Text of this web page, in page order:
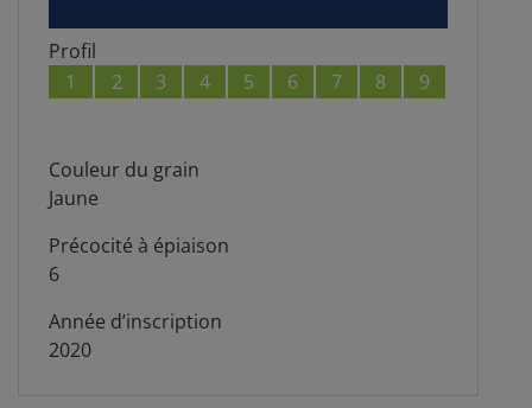
Profil
1
2 3 4 5 6 7 8 9
Couleur du grain
Jaune
Précocité à épiaison
6
Année d’inscription
2020